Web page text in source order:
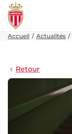
Accueil Actualités
Retour